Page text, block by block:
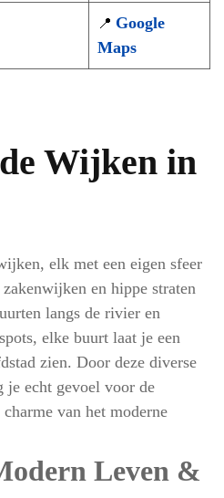
📍 Google
Maps
Wijken in
elk met een eigen sfeer
en hippe straten
langs de rivier en
elke buurt laat je een
zien. Door deze diverse
echt gevoel voor de
van het moderne
Leven &